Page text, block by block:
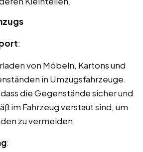
:
von Möbeln, Kartons und
in Umzugsfahrzeuge.
die Gegenstände sicher und
im Fahrzeug verstaut sind, um
zu vermeiden.
: